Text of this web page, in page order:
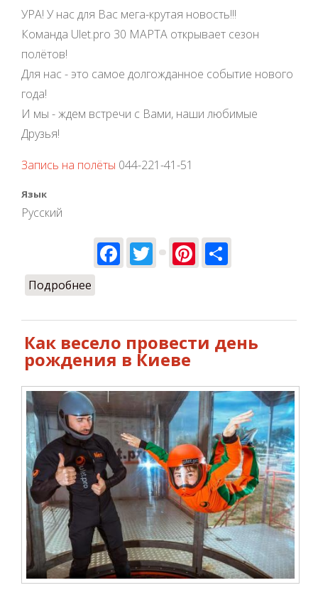
УРА! У нас для Вас мега-крутая новость!!!
Команда Ulet.pro 30 МАРТА открывает сезон
полётов!
Для нас - это самое долгожданное событие нового
года!
И мы - ждем встречи с Вами, наши любимые
Друзья!
Запись на полёты 044-221-41-51
Язык
Русский
Facebook
TwitterPinterest
Подробнее
Как весело провести день
рождения в Киеве